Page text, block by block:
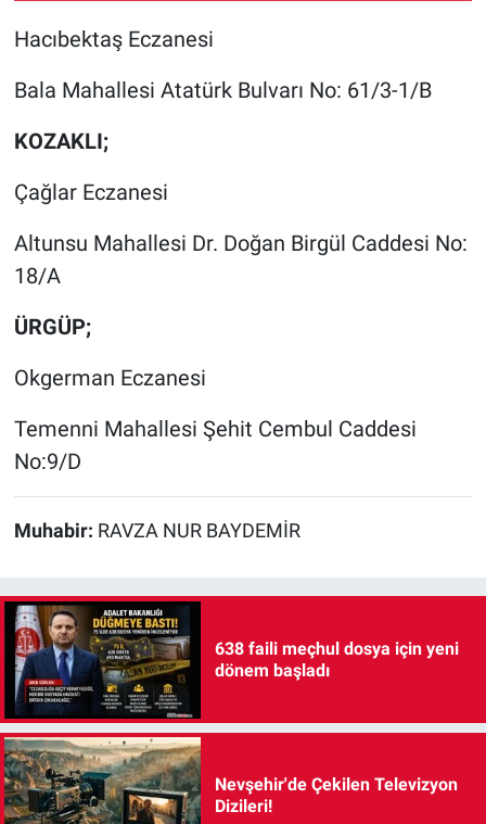
Hacıbektaş Eczanesi
Bala Mahallesi Atatürk Bulvarı No: 61/3-1/B
KOZAKLI;
Çağlar Eczanesi
Altunsu Mahallesi Dr. Doğan Birgül Caddesi No:
18/A
ÜRGÜP;
Okgerman Eczanesi
Temenni Mahallesi Şehit Cembul Caddesi
No:9/D
Muhabir: RAVZA NUR BAYDEMİR
638 faili meçhul dosya için yeni
dönem başladı
Nevşehir'de Çekilen Televizyon
Dizileri!